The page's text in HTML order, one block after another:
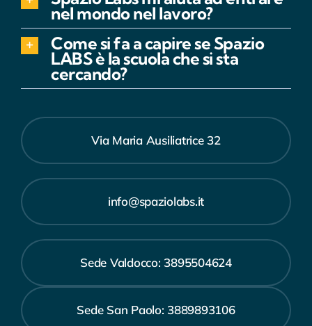
nel mondo nel lavoro?
Come si fa a capire se Spazio
LABS è la scuola che si sta
cercando?
Via Maria Ausiliatrice 32
info@spaziolabs.it
Sede Valdocco: 3895504624
Sede San Paolo: 3889893106